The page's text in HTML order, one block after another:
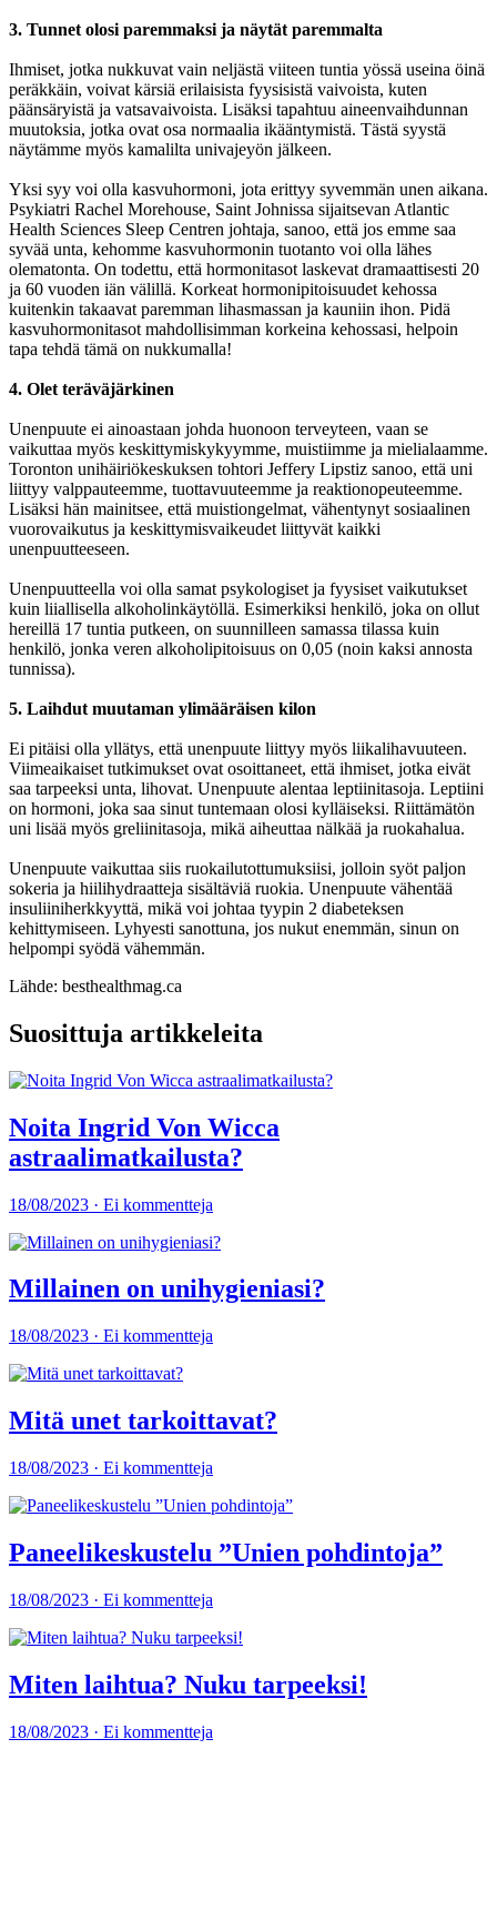
3. Tunnet olosi paremmaksi ja näytät paremmalta
Ihmiset, jotka nukkuvat vain neljästä viiteen tuntia yössä useina öinä
peräkkäin, voivat kärsiä erilaisista fyysisistä vaivoista, kuten
päänsäryistä ja vatsavaivoista. Lisäksi tapahtuu aineenvaihdunnan
muutoksia, jotka ovat osa normaalia ikääntymistä. Tästä syystä
näytämme myös kamalilta univajeyön jälkeen.
Yksi syy voi olla kasvuhormoni, jota erittyy syvemmän unen aikana.
Psykiatri Rachel Morehouse, Saint Johnissa sijaitsevan Atlantic
Health Sciences Sleep Centren johtaja, sanoo, että jos emme saa
syvää unta, kehomme kasvuhormonin tuotanto voi olla lähes
olematonta. On todettu, että hormonitasot laskevat dramaattisesti 20
ja 60 vuoden iän välillä. Korkeat hormonipitoisuudet kehossa
kuitenkin takaavat paremman lihasmassan ja kauniin ihon. Pidä
kasvuhormonitasot mahdollisimman korkeina kehossasi, helpoin
tapa tehdä tämä on nukkumalla!
4. Olet teräväjärkinen
Unenpuute ei ainoastaan johda huonoon terveyteen, vaan se
vaikuttaa myös keskittymiskykyymme, muistiimme ja mielialaamme.
Toronton unihäiriökeskuksen tohtori Jeffery Lipstiz sanoo, että uni
liittyy valppauteemme, tuottavuuteemme ja reaktionopeuteemme.
Lisäksi hän mainitsee, että muistiongelmat, vähentynyt sosiaalinen
vuorovaikutus ja keskittymisvaikeudet liittyvät kaikki
unenpuutteeseen.
Unenpuutteella voi olla samat psykologiset ja fyysiset vaikutukset
kuin liiallisella alkoholinkäytöllä. Esimerkiksi henkilö, joka on ollut
hereillä 17 tuntia putkeen, on suunnilleen samassa tilassa kuin
henkilö, jonka veren alkoholipitoisuus on 0,05 (noin kaksi annosta
tunnissa).
5. Laihdut muutaman ylimääräisen kilon
Ei pitäisi olla yllätys, että unenpuute liittyy myös liikalihavuuteen.
Viimeaikaiset tutkimukset ovat osoittaneet, että ihmiset, jotka eivät
saa tarpeeksi unta, lihovat. Unenpuute alentaa leptiinitasoja. Leptiini
on hormoni, joka saa sinut tuntemaan olosi kylläiseksi. Riittämätön
uni lisää myös greliinitasoja, mikä aiheuttaa nälkää ja ruokahalua.
Unenpuute vaikuttaa siis ruokailutottumuksiisi, jolloin syöt paljon
sokeria ja hiilihydraatteja sisältäviä ruokia. Unenpuute vähentää
insuliiniherkkyyttä, mikä voi johtaa tyypin 2 diabeteksen
kehittymiseen. Lyhyesti sanottuna, jos nukut enemmän, sinun on
helpompi syödä vähemmän.
Lähde: besthealthmag.ca
Suosittuja artikkeleita
Noita Ingrid Von Wicca
astraalimatkailusta?
18/08/2023 · Ei kommentteja
Millainen on unihygieniasi?
18/08/2023 · Ei kommentteja
Mitä unet tarkoittavat?
18/08/2023 · Ei kommentteja
Paneelikeskustelu ”Unien pohdintoja”
18/08/2023 · Ei kommentteja
Miten laihtua? Nuku tarpeeksi!
18/08/2023 · Ei kommentteja